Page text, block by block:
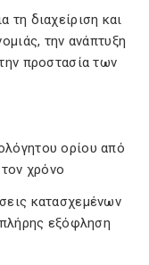
τη διαχείριση και
την ανάπτυξη
προστασία των
ορίου από
χρόνο
κατασχεμένων
εξόφληση